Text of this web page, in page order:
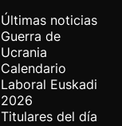
Últimas noticias
Guerra de
Ucrania
Calendario
Laboral Euskadi
2026
Titulares del día